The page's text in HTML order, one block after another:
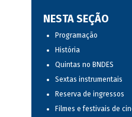
NESTA SEÇÃO
Programação
História
Quintas no BNDES
Sextas instrumentais
Reserva de ingressos
Filmes e festivais de